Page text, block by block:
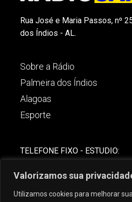
Valorizamos sua
Utilizamos cookies para melhorar
Rua José e Maria Passos, nº
dos Índios - AL.
Sobre a Rádio
Palmeira dos Índios
Alagoas
Esporte
TELEFONE FIXO - ESTUDIO:
(82) 99621-8806